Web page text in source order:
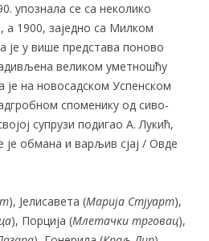
упознала се са неколико
а 1900, заједно са Милком
је у више представа поново
великом уметношћу
на новосадском Успенском
споменику од сиво-
супрузи подигао А. Лукић,
је обмана и варљив сјај / Овде
), Јелисавета (Марија Стјуарт),
), Порција (Млетачки трговац),